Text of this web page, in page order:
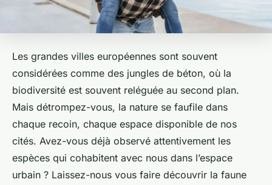
Les grandes villes européennes sont souvent
considérées comme des jungles de béton, où la
biodiversité est souvent reléguée au second plan.
Mais détrompez-vous, la nature se faufile dans
chaque recoin, chaque espace disponible de nos
cités. Avez-vous déjà observé attentivement les
espèces qui cohabitent avec nous dans l’espace
urbain ? Laissez-nous vous faire découvrir la faune